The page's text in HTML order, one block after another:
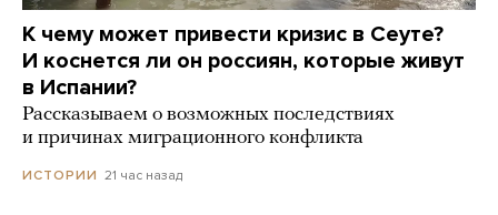
К чему может привести кризис в Сеуте?
И коснется ли он россиян, которые живут
в Испании?
Рассказываем о возможных последствиях
и причинах миграционного конфликта
ИСТОРИИ 21 час назад